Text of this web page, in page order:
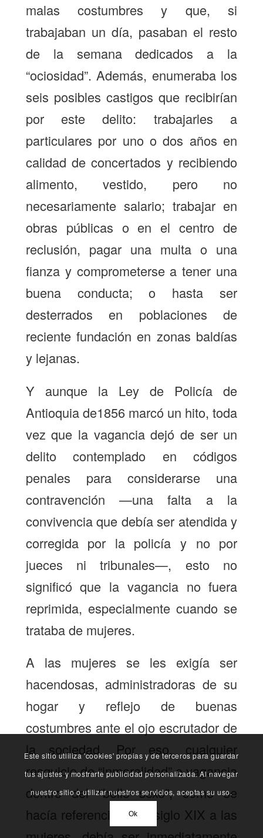
malas costumbres y que, si
trabajaban un día, pasaban el resto
de la semana dedicados a la
“ociosidad”. Además, enumeraba los
seis posibles castigos que recibirían
por este delito: trabajarles a
particulares por uno o dos años en
calidad de concertados y recibiendo
alimento, vestido, pero no
necesariamente salario; trabajar en
obras públicas o en el centro de
reclusión, pagar una multa o una
fianza y comprometerse a tener una
buena conducta; o hasta ser
desterrados en poblaciones de
reciente fundación en zonas baldías
y lejanas.
Y aunque la Ley de Policía de
Antioquia de1856 marcó un hito, toda
vez que la vagancia dejó de ser un
delito contemplado en códigos
penales para considerarse una
contravención —una falta a la
convivencia que debía ser atendida y
corregida por la policía y no por
jueces ni tribunales—, esto no
significó que la vagancia no fuera
reprimida, especialmente cuando se
trataba de mujeres.
A las mujeres se les exigía ser
hacendosas, administradoras de su
hogar y reflejo de buenas
costumbres ante el ojo escrutador de
la sociedad. Por eso, cualquier
resquicio de “inmoralidad” o vagancia
dentro del “bello sexo”, como se
hacía referencia en el siglo XIX a las
Este sitio utliliza 'cookies' propias y de terceros para guardar
tus ajustes y mostrarte publicidad personalizada. Al navegar
nuestro sitio o utilizar nuestros servicios, aceptas su uso.
Ok